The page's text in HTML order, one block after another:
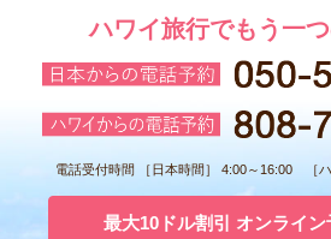
ハワイ旅行でもう一つ
電話受付時間 ［日本時間］ 4:00～16:00 ［
最大10ドル割引 オンライ